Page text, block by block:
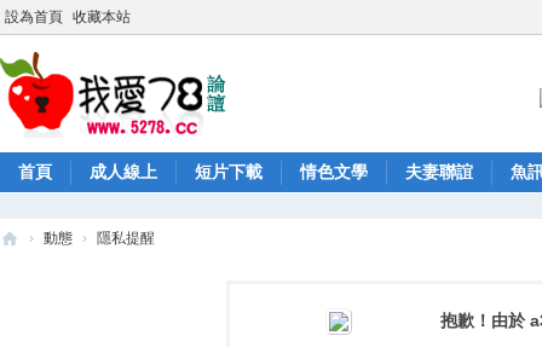
設為首頁 收藏本站
首頁 成人線上 短片下載 情色文學 夫妻聯誼 魚
› 動態 › 隱私提醒
抱歉！由於